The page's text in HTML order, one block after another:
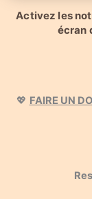
Activez les
écran
💖 FAIRE UN